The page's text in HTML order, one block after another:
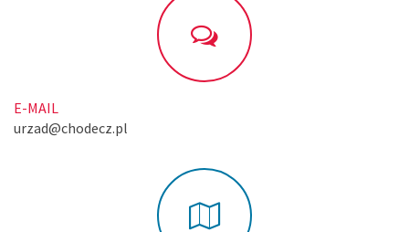
E-MAIL
urzad@chodecz.pl